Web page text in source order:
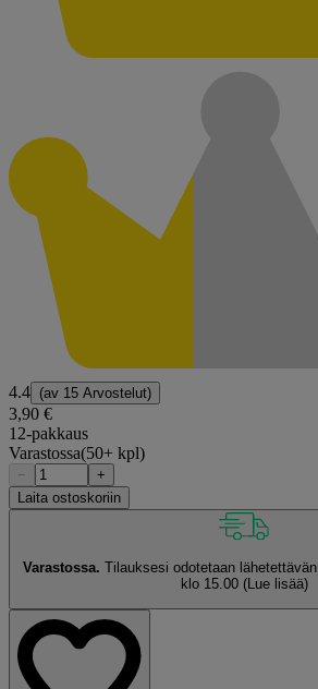
4.4 (av 15 Arvostelut)
3,90 €
12-pakkaus
Varastossa(50+ kpl)
−
+
Laita ostoskoriin
Varastossa. Tilauksesi odotetaan lähetettävän
klo 15.00 (Lue lisää)